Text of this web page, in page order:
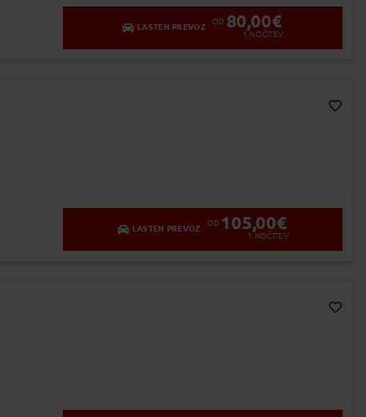
LASTEN PREVOZ
OD 80,00€
1 NOČITEV
LASTEN PREVOZ
OD 105,00€
1 NOČITEV